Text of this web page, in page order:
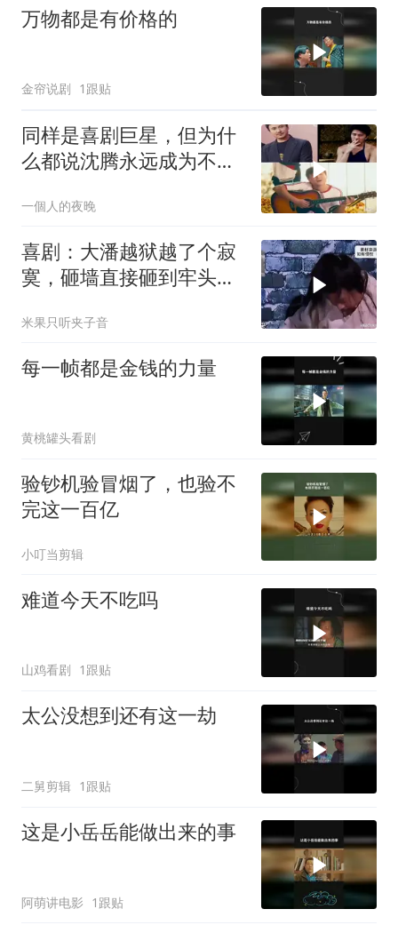
万物都是有价格的
金帘说剧 1跟贴
同样是喜剧巨星，但为什
么都说沈腾永远成为不了
一個人的夜晚
喜剧：大潘越狱越了个寂
寞，砸墙直接砸到牢头面
米果只听夹子音
每一帧都是金钱的力量
黄桃罐头看剧
验钞机验冒烟了，也验不
完这一百亿
小叮当剪辑
难道今天不吃吗
山鸡看剧 1跟贴
太公没想到还有这一劫
二舅剪辑 1跟贴
这是小岳岳能做出来的事
阿萌讲电影 1跟贴